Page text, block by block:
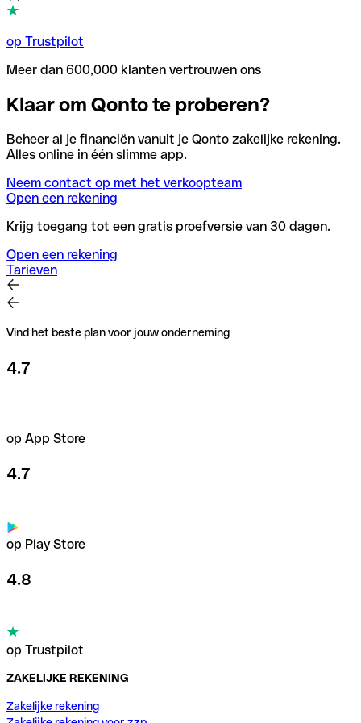
op Trustpilot
Meer dan 600,000 klanten vertrouwen ons
Klaar om Qonto te proberen?
Beheer al je financiën vanuit je Qonto zakelijke rekening.
Alles online in één slimme app.
Neem contact op met het verkoopteam
Open een rekening
Krijg toegang tot een gratis proefversie van 30 dagen.
Open een rekening
Tarieven
Vind het beste plan voor jouw onderneming
4.7
op App Store
4.7
op Play Store
4.8
op Trustpilot
ZAKELIJKE REKENING
Zakelijke rekening